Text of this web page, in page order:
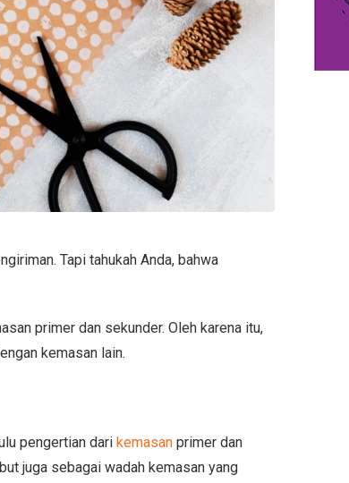
Tapi tahukah Anda, bahwa
primer dan sekunder. Oleh karena itu,
kemasan lain.
pengertian dari kemasan primer dan
juga sebagai wadah kemasan yang